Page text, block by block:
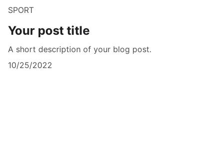
SPORT
Your post title
A short description of your blog post.
10/25/2022